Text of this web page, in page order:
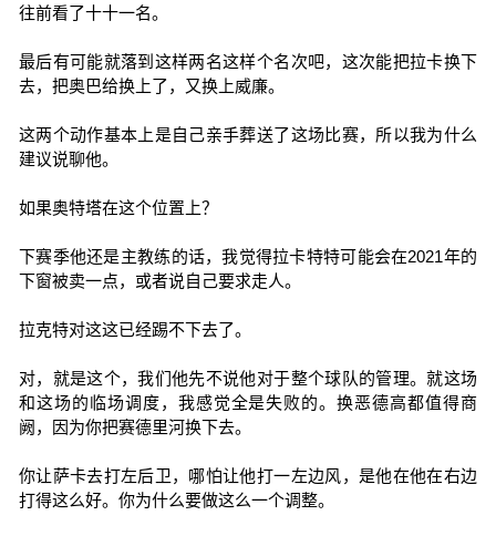
往前看了十十一名。
最后有可能就落到这样两名这样个名次吧，这次能把拉卡换下
去，把奥巴给换上了，又换上威廉。
这两个动作基本上是自己亲手葬送了这场比赛，所以我为什么
建议说聊他。
如果奥特塔在这个位置上？
下赛季他还是主教练的话，我觉得拉卡特特可能会在2021年的
下窗被卖一点，或者说自己要求走人。
拉克特对这这已经踢不下去了。
对，就是这个，我们他先不说他对于整个球队的管理。就这场
和这场的临场调度，我感觉全是失败的。换恶德高都值得商
阙，因为你把赛德里河换下去。
你让萨卡去打左后卫，哪怕让他打一左边风，是他在他在右边
打得这么好。你为什么要做这么一个调整。